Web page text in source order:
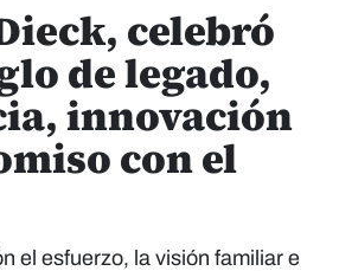
celebró
de legado,
innovación
con el
el esfuerzo, la visión familiar e